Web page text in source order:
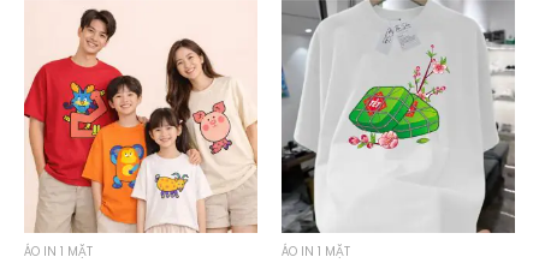
ÁO IN 1 MẶT ÁO IN 1 MẶT